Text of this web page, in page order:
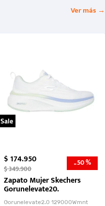
Ver más →
Sale
$174.950
$349.900 -50 %
Zapato Mujer Skechers
Gorunelevate20.
Gorunelevate2.0 129000Wmnt